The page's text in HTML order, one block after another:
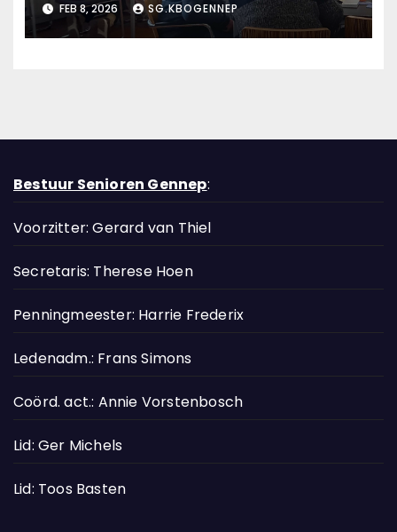
FEB 8, 2026 SG.KBOGENNEP
Bestuur Senioren Gennep:
Voorzitter: Gerard van Thiel
Secretaris: Therese Hoen
Penningmeester: Harrie Frederix
Ledenadm.: Frans Simons
Coörd. act.: Annie Vorstenbosch
Lid: Ger Michels
Lid: Toos Basten